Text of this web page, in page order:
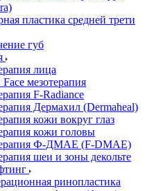
пластика средней трети
губ
лица
мезотерапия
F-Radiance
Дермахил (Dermaheal)
кожи вокруг глаз
кожи головы
Ф-ДМАЕ (F-DMAE)
шеи и зоны декольте
ринопластика